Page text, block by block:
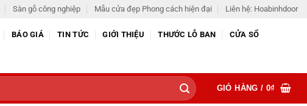
Sàn gỗ công nghiệp Mẫu cửa đẹp Phong cách hiện đại Liên hệ: Hoabinhdoor
BÁO GIÁ TIN TỨC GIỚI THIỆU THƯỚC LỖ BAN CỬA SỔ
GIỎ HÀNG / 0₫